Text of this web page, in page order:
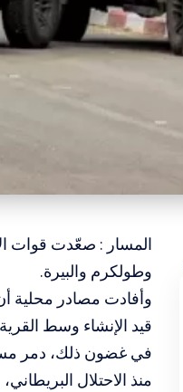
المسار : صعّدت قوات
وطولكرم والبيرة.
وأفادت مصادر محلية
قيد الإنشاء وسط
في غضون ذلك، دمر
منذ الاحتلال